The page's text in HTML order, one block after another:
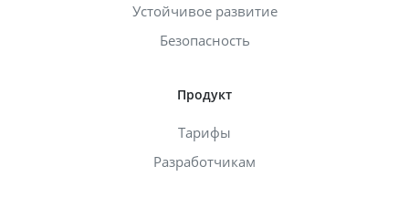
Устойчивое развитие
Безопасность
Продукт
Тарифы
Разработчикам